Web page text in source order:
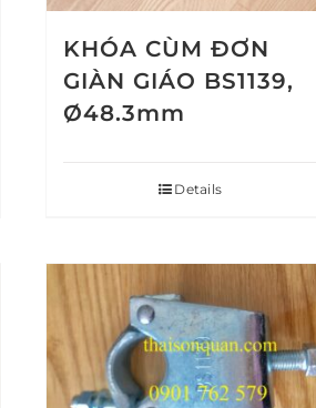
KHÓA CÙM ĐƠN
GIÀN GIÁO BS1139,
Ø48.3mm
Details